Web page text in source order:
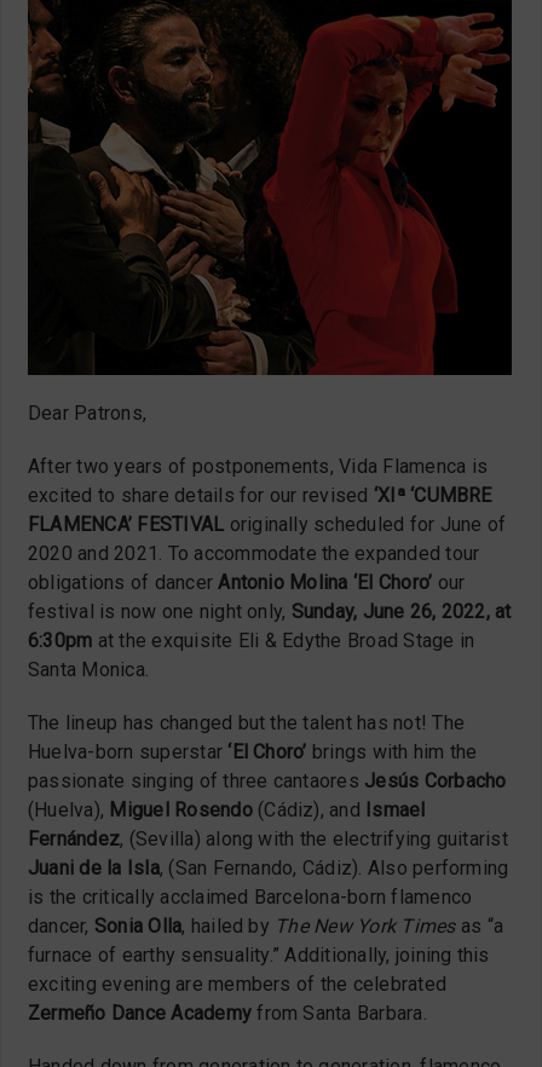
Dear Patrons,
After two years of postponements, Vida Flamenca is
excited to share details for our revised ‘XIª ‘CUMBRE
FLAMENCA’ FESTIVAL originally scheduled for June of
2020 and 2021. To accommodate the expanded tour
obligations of dancerAntonio Molina ‘El Choro’ our
festival is now one night only, Sunday, June 26, 2022, at
6:30pm at the exquisite Eli & Edythe Broad Stage in
Santa Monica.
The lineup has changed but the talent has not! The
Huelva-born superstar ‘El Choro’ brings with him the
passionate singing of three cantaores Jesús Corbacho
(Huelva), Miguel Rosendo(Cádiz), and Ismael
Fernández, (Sevilla) along with the electrifying guitarist
Juani de la Isla, (San Fernando, Cádiz). Also performing
is the critically acclaimed Barcelona-born flamenco
dancer, Sonia Olla, hailed by The New York Timesas “a
furnace of earthy sensuality.” Additionally, joining this
exciting evening are members of the celebrated
Zermeño Dance Academy from Santa Barbara.